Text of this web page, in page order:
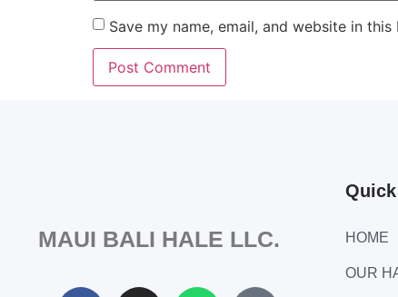
Save my name, email, and website in
MAUI BALI HALE LLC. HOME
OUR